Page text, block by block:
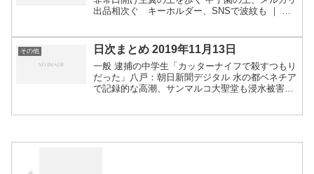
出品相次ぐ キーホルダー、SNSで波紋も ｜ 共
その他 日次まとめ 2019年11月13日
一般 逮捕の中学生「カッターナイフで殺すつもり
だった」八戸：朝日新聞デジタル 水の都ベネチア
で記録的な高潮、サンマルコ大聖堂も浸水被害